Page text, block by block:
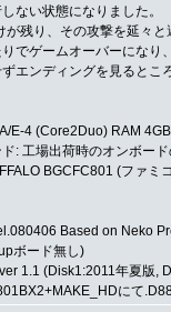
ない状態になりました。
が残り、その攻撃を延々
でゲームオーバーになり
エンディングを見るとこ
E-4 (Core2Duo) RAM 4GB
: 工場出荷時のオンボー
BGCFC801 (ファ
Based on Neko
ボード無し)
1.1 (Disk1:2011年夏版,
にて